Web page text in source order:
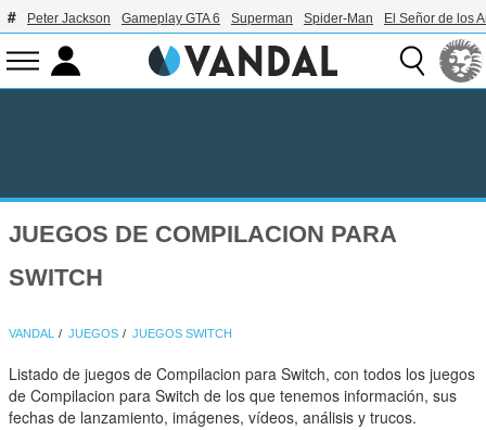
Peter Jackson Gameplay GTA 6 Superman Spider-Man El Señor de los
JUEGOS DE COMPILACION PARA
SWITCH
VANDAL JUEGOS JUEGOS SWITCH
Listado de juegos de Compilacion para Switch, con todos los juegos
de Compilacion para Switch de los que tenemos información, sus
fechas de lanzamiento, imágenes, vídeos, análisis y trucos.